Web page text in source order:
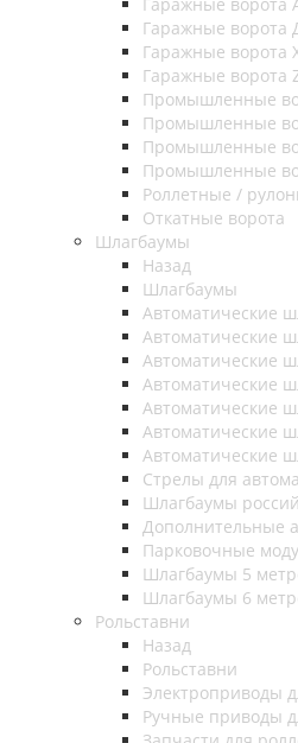
Гаражные ворота
Гаражные ворота
Гаражные ворота
Промышленные
Промышленные
Промышленные
Промышленные
Роллетные /
Откатные ворота
Шлагбаумы
Назад
Шлагбаумы
Автоматические
Автоматические
Автоматические
Автоматические
Автоматические
Автоматические
Автоматические
Стрелы для
Шлагбаумы
Дополнительные
Парковочные
Шлагбаумы 5
Шлагбаумы 6
Рольставни
Назад
Рольставни
Электроприводы
Ручные приводы